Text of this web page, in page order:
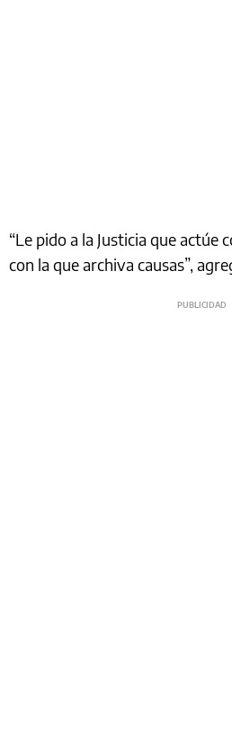
“Le pido a la Justicia que actúe
con la que archiva causas”,